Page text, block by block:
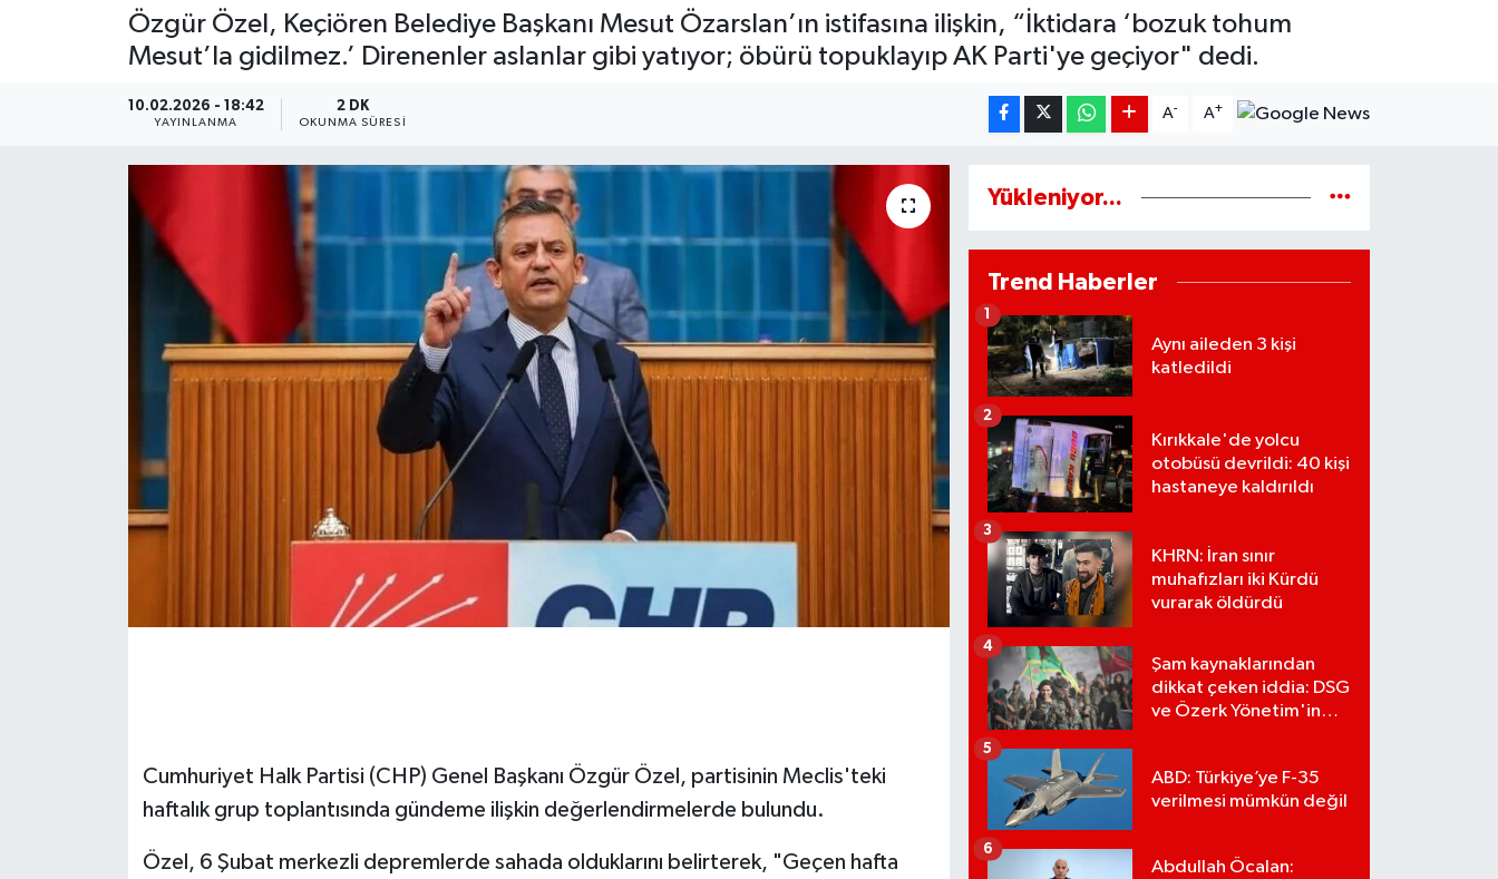
Özgür Özel, Keçiören Belediye Başkanı Mesut Özarslan’ın istifasına ilişkin, “İktidara ‘bozuk tohum
Mesut’la gidilmez.’ Direnenler aslanlar gibi yatıyor; öbürü topuklayıp AK Parti'ye geçiyor" dedi.
10.02.2026 - 18:42
YAYINLANMA
2 DK
OKUNMA SÜRESI
A- A+
Cumhuriyet Halk Partisi (CHP) Genel Başkanı Özgür Özel, partisinin Meclis'teki
haftalık grup toplantısında gündeme ilişkin değerlendirmelerde bulundu.
Özel, 6 Şubat merkezli depremlerde sahada olduklarını belirterek, "Geçen hafta
Yükleniyor...
Trend Haberler
Aynı aileden 3 kişi
katledildi
1
Kırıkkale'de yolcu
otobüsü devrildi: 40 kişi
hastaneye kaldırıldı
2
KHRN: İran sınır
muhafızları iki Kürdü
vurarak öldürdü
3
Şam kaynaklarından
dikkat çeken iddia: DSG
ve Özerk Yönetim'in
4
ABD: Türkiye’ye F-35
verilmesi mümkün değil
5
Abdullah Öcalan:
6